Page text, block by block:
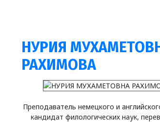
НУРИЯ
РАХИМОВА
Преподаватель немецкого и
кандидат филологических наук,